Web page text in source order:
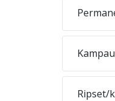
Ripset/